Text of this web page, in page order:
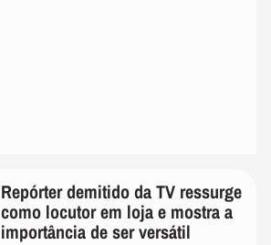
Repórter demitido da TV ressurge
como locutor em loja e mostra a
importância de ser versátil